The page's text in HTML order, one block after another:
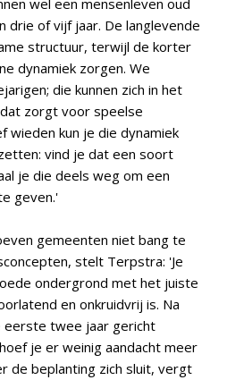
wel een mensenleven oud
drie of vijf jaar. De langlevende
structuur, terwijl de korter
dynamiek zorgen. We
die kunnen zich in het
zorgt voor speelse
wieden kun je die dynamiek
vind je dat een soort
je die deels weg om een
geven.'
gemeenten niet bang te
stelt Terpstra: 'Je
ondergrond met het juiste
en onkruidvrij is. Na
eerste twee jaar gericht
je er weinig aandacht meer
de beplanting zich sluit, vergt